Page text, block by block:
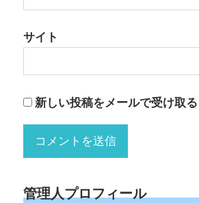
サイト
新しい投稿をメールで受け取る
管理人プロフィール